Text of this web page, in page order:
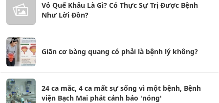
Vỏ Quế Khâu Là Gì? Có Thực Sự Trị Được Bệnh
Như Lời Đồn?
Giãn cơ bàng quang có phải là bệnh lý không?
24 ca mắc, 4 ca mất sự sống vì một bệnh, Bệnh
viện Bạch Mai phát cảnh báo 'nóng'